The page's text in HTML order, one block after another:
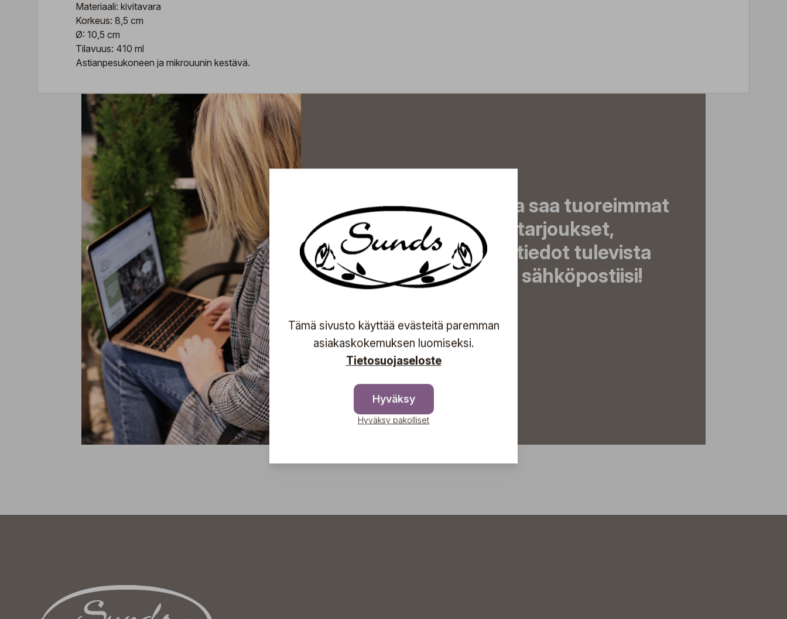
Materiaali: kivitavara
Korkeus: 8,5 cm
Ø: 10,5 cm
Tilavuus: 410 ml
Astianpesukoneen ja mikrouunin kestävä.
Tilaa uutiskirjeemme ja saa tuoreimmat
uutiset, eksklusiiviset tarjoukset,
inspiroivat vinkit sekä tiedot tulevista
tapahtumista suoraan sähköpostiisi!
Tämä sivusto käyttää evästeitä paremman
asiakaskokemuksen luomiseksi.
Tietosuojaseloste
Hyväksy
Hyväksy pakolliset